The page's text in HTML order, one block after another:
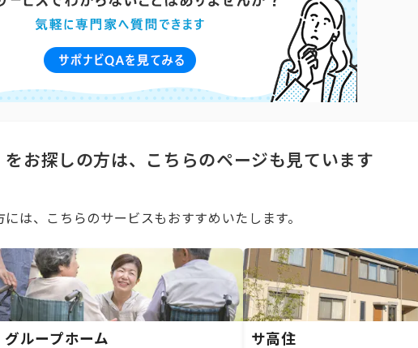
をお探しの方は、こちらのページも見ています
は、こちらのサービスもおすすめいたします。
グループホーム サ高住